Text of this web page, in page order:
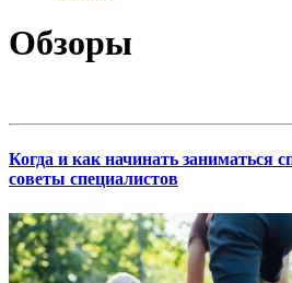
Обзоры
Когда и как начинать заниматься
советы специалистов